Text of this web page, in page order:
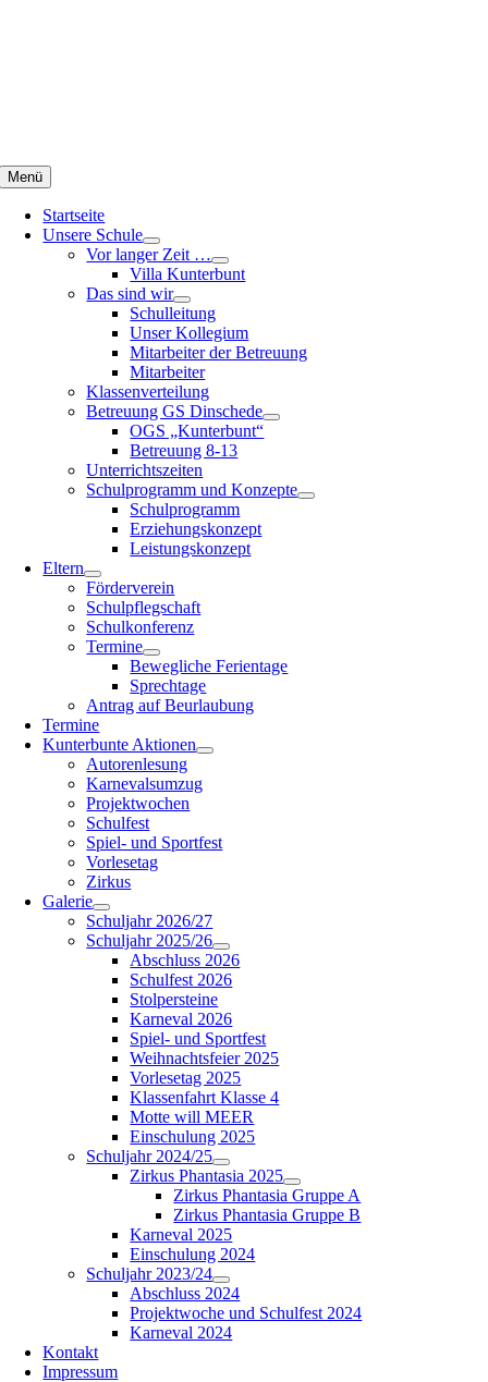
Menü
Startseite
Unsere Schule
Vor langer Zeit …
Villa Kunterbunt
Das sind wir
Schulleitung
Unser Kollegium
Mitarbeiter der Betreuung
Mitarbeiter
Klassenverteilung
Betreuung GS Dinschede
OGS „Kunterbunt“
Betreuung 8-13
Unterrichtszeiten
Schulprogramm und Konzepte
Schulprogramm
Erziehungskonzept
Leistungskonzept
Eltern
Förderverein
Schulpflegschaft
Schulkonferenz
Termine
Bewegliche Ferientage
Sprechtage
Antrag auf Beurlaubung
Termine
Kunterbunte Aktionen
Autorenlesung
Karnevalsumzug
Projektwochen
Schulfest
Spiel- und Sportfest
Vorlesetag
Zirkus
Galerie
Schuljahr 2026/27
Schuljahr 2025/26
Abschluss 2026
Schulfest 2026
Stolpersteine
Karneval 2026
Spiel- und Sportfest
Weihnachtsfeier 2025
Vorlesetag 2025
Klassenfahrt Klasse 4
Motte will MEER
Einschulung 2025
Schuljahr 2024/25
Zirkus Phantasia 2025
Zirkus Phantasia Gruppe A
Zirkus Phantasia Gruppe B
Karneval 2025
Einschulung 2024
Schuljahr 2023/24
Abschluss 2024
Projektwoche und Schulfest 2024
Karneval 2024
Kontakt
Impressum